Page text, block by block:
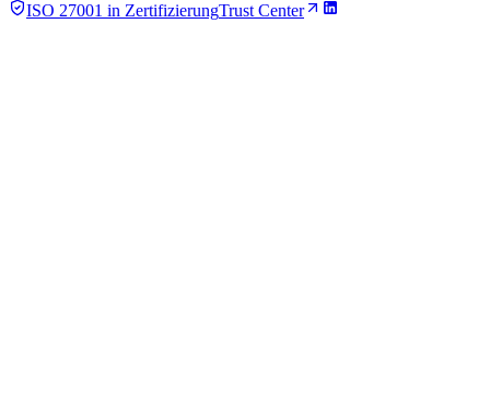
ISO 27001 in ZertifizierungTrust Center